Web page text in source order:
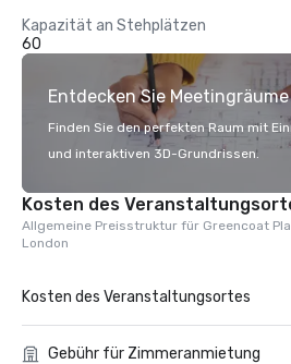
Kapazität an Stehplätzen
60
Entdecken Sie Meetingräume
Finden Sie den perfekten Raum mit
und interaktiven 3D-Grundrissen.
Kosten des
Allgemeine Preisstruktur für Greencoat
London
Kosten des Veranstaltungsortes
Gebühr für Zimmeranmietung